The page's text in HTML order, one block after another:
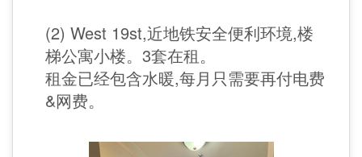
(2) West 19st,近地铁安全便利环境,楼
梯公寓小楼。3套在租。
租金已经包含水暖,每月只需要再付电费
&网费。